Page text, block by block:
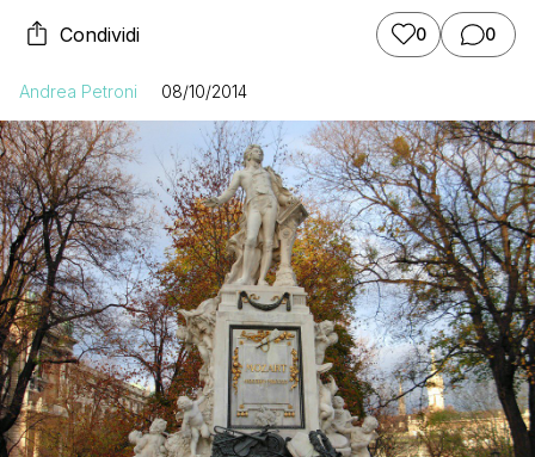
Condividi 0 0
Andrea Petroni 08/10/2014